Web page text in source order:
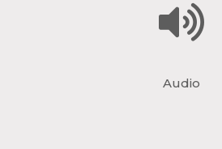
Audio